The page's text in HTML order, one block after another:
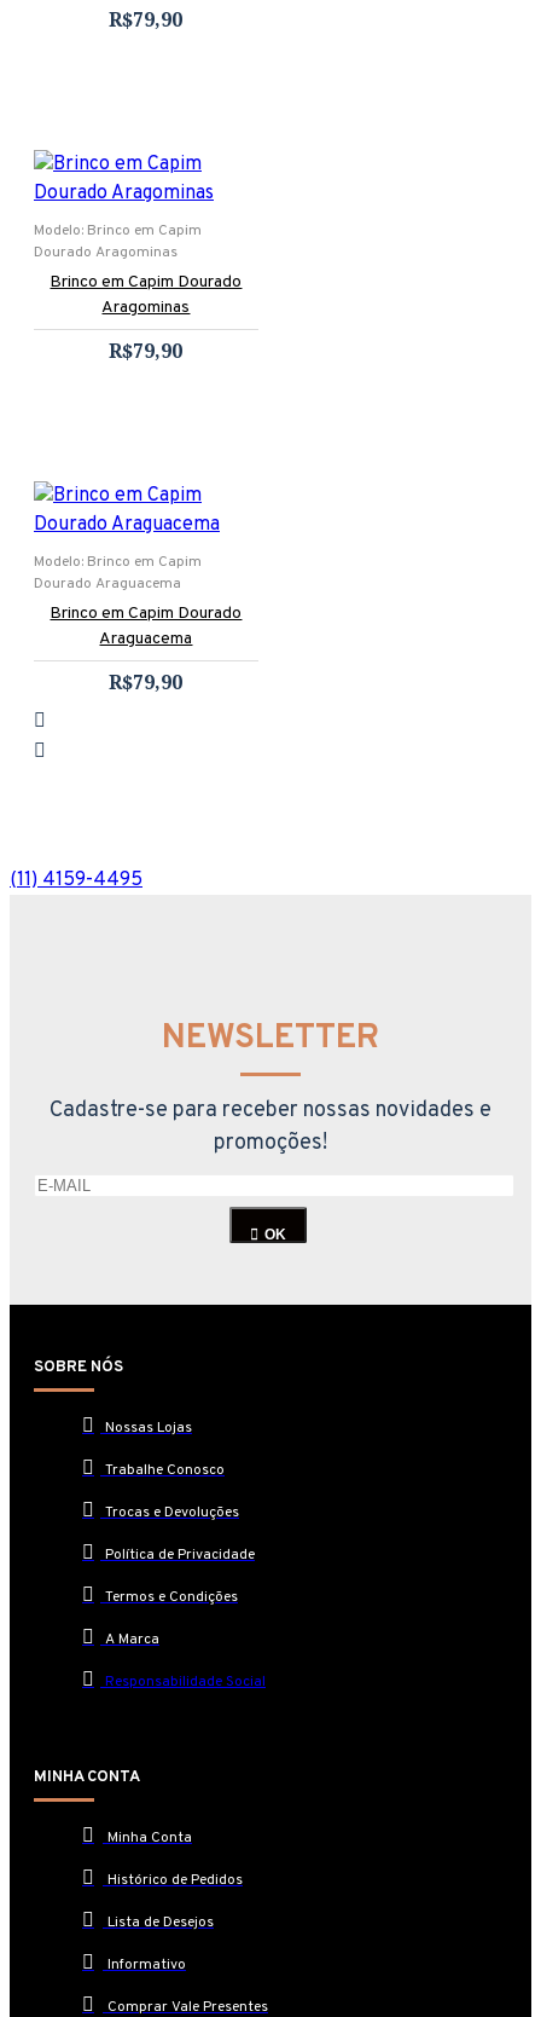
R$79,90
Modelo: Brinco em Capim
Dourado Aragominas
Brinco em Capim Dourado
Aragominas
R$79,90
Modelo: Brinco em Capim
Dourado Araguacema
Brinco em Capim Dourado
Araguacema
R$79,90
(11) 4159-4495
NEWSLETTER
Cadastre-se para receber nossas novidades e
promoções!
OK
SOBRE NÓS
Nossas Lojas
Trabalhe Conosco
Trocas e Devoluções
Política de Privacidade
Termos e Condições
A Marca
Responsabilidade Social
MINHA CONTA
Minha Conta
Histórico de Pedidos
Lista de Desejos
Informativo
Comprar Vale Presentes